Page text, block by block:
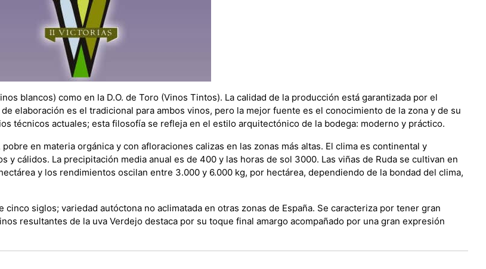
blancos) como en la D.O. de Toro (Vinos Tintos). La calidad de la producción está garantizada por el
elaboración es el tradicional para ambos vinos, pero la mejor fuente es el conocimiento de la zona y de su
técnicos actuales; esta filosofía se refleja en el estilo arquitectónico de la bodega: moderno y práctico.
en materia orgánica y con afloraciones calizas en las zonas más altas. El clima es continental y
cálidos. La precipitación media anual es de 400 y las horas de sol 3000. Las viñas de Ruda se cultivan en
y los rendimientos oscilan entre 3.000 y 6.000 kg, por hectárea, dependiendo de la bondad del clima,
cinco siglos; variedad autóctona no aclimatada en otras zonas de España. Se caracteriza por tener gran
resultantes de la uva Verdejo destaca por su toque final amargo acompañado por una gran expresión